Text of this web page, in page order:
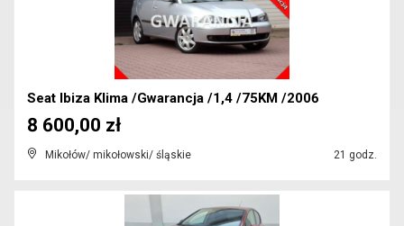
Seat Ibiza Klima /Gwarancja /1,4 /75KM /2006
Mikołów/ mikołowski/ śląskie 21 godz.
8 600,00 zł